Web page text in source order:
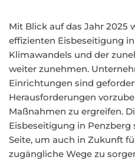
Mit Blick auf das Jahr 2025
effizienten Eisbeseitigung
Klimawandels und der
weiter zunehmen.
Einrichtungen sind
Herausforderungen
Maßnahmen zu ergreifen.
Eisbeseitigung in
Seite, um auch in Zukunft
zugängliche Wege zu